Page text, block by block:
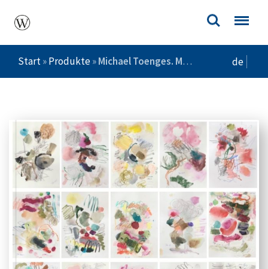
Start»Produkte»Michael Toenges. Malerei scheint auf – Edition de